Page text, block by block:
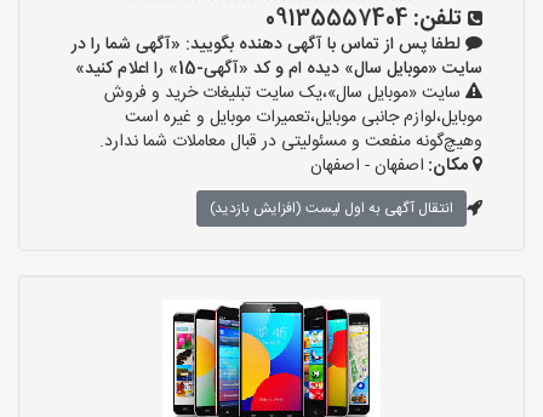
تلفن: 09135557404
لطفا پس از تماس با آگهی دهنده بگویید: «آگهی شما را در
سایت «موبایل سال» دیده ام و کد «آگهی-15» را اعلام کنید»
سایت «موبایل سال»،یک سایت تبلیغات خرید و فروش
موبایل،لوازم جانبی موبایل،تعمیرات موبایل و غیره است
وهیچ‌گونه منفعت و مسئولیتی در قبال معاملات شما ندارد.
مکان: اصفهان - اصفهان
انتقال آگهی به اول لیست (افزایش بازدید)